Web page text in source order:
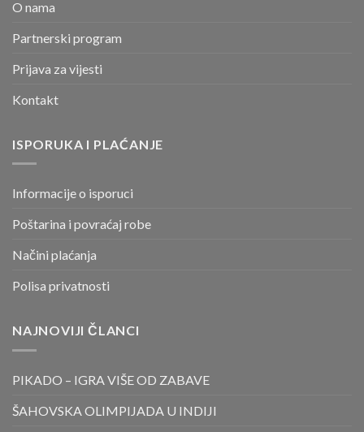
O nama
Partnerski program
Prijava za vijesti
Kontakt
ISPORUKA I PLAĆANJE
Informacije o isporuci
Poštarina i povraćaj robe
Načini plaćanja
Polisa privatnosti
NAJNOVIJI ČLANCI
PIKADO – IGRA VIŠE OD ZABAVE
ŠAHOVSKA OLIMPIJADA U INDIJI